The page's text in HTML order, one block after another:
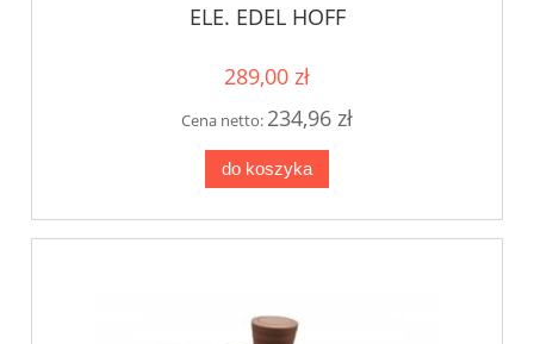
ELE. EDEL HOFF
289,00 zł
Cena netto: 234,96 zł
do koszyka